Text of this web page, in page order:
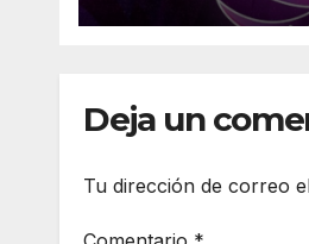
Deja un
Tu dirección de correo